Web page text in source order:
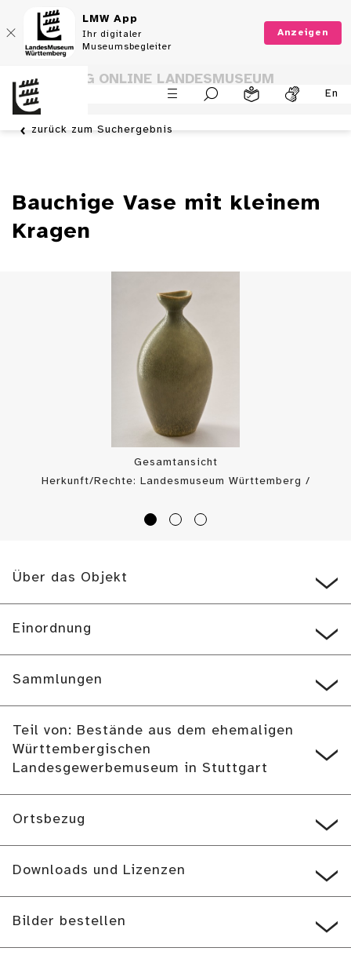
LMW App
Ihr digitaler
Museumsbegleiter
Anzeigen
En
SAMMLUNG ONLINE LANDESMUSEUM
WÜRTTEMBERG
zurück zum Suchergebnis
Bauchige Vase mit kleinem
Kragen
Gesamtansicht
Herkunft/Rechte: Landesmuseum Württemberg /
Über das Objekt
Einordnung
Sammlungen
Teil von: Bestände aus dem ehemaligen
Württembergischen
Landesgewerbemuseum in Stuttgart
Ortsbezug
Downloads und Lizenzen
Bilder bestellen